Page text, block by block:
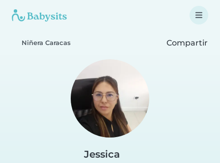
Niñera Caracas Compartir
Jessica